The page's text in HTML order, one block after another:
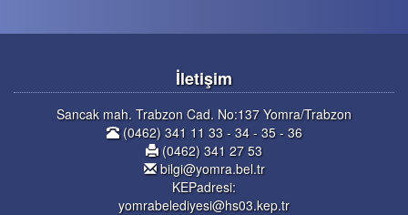
İletişim
Sancak mah. Trabzon Cad. No:137 Yomra/Trabzon
(0462) 341 11 33 - 34 - 35 - 36
(0462) 341 27 53
bilgi@yomra.bel.tr
KEPadresi:
yomrabelediyesi@hs03.kep.tr